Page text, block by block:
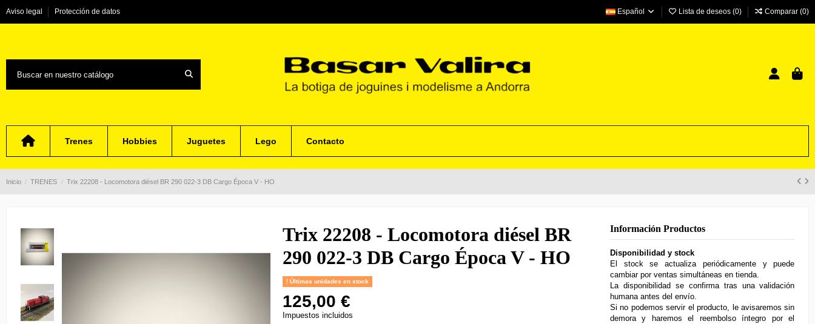
Aviso legal Protección de datos Español Lista de deseos (0) Comparar (0)
Trenes Hobbies Juguetes Lego Contacto
Inicio TRENES Trix 22208 - Locomotora diésel BR 290 022-3 DB Cargo Época V - HO
Trix 22208 - Locomotora diésel BR
290 022-3 DB Cargo Época V - HO
Últimas unidades en stock
125,00 €
Impuestos incluidos
Información Productos
Disponibilidad y stock
El stock se actualiza periódicamente y puede
cambiar por ventas simultáneas en tienda.
La disponibilidad se confirma tras una validación
humana antes del envío.
Si no podemos servir el producto, le avisaremos sin
demora y haremos el reembolso íntegro por el